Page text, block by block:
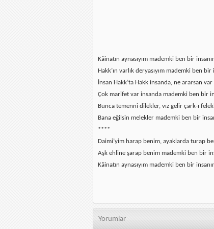
Kâinatın aynasıyım mademki ben bir
Hakk’ın varlık deryasıyım mademki ben bir
İnsan Hakk’ta Hakk insanda, ne ararsan
Çok marifet var insanda mademki ben bir
Bunca temenni dilekler, vız gelir çark-ı
Bana eğilsin melekler mademki ben bir
****
Daimi’yim harap benim, ayaklarda turap
Aşk ehline şarap benim mademki ben bir
Kâinatın aynasıyım mademki ben bir
Yorumlar